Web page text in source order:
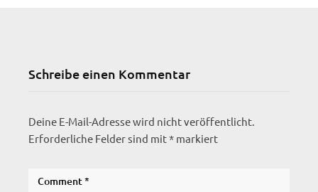
Schreibe einen Kommentar
Deine E-Mail-Adresse wird nicht veröffentlicht.
Erforderliche Felder sind mit* markiert